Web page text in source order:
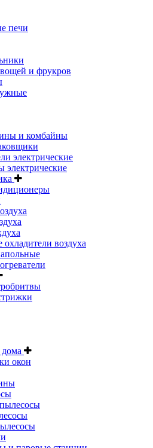
печи
и фрукров
и комбайны
электрические
воздуха
окон